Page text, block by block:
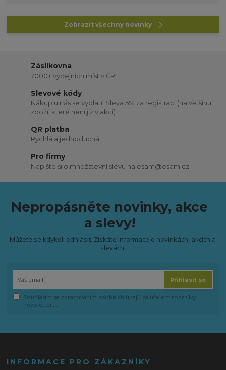
Zobrazit všechny novinky
Zásilkovna
7000+ výdejních míst v ČR
Slevové kódy
Nákup u nás se vyplatí! Sleva 5% za registraci (na většinu
zboží, které není již v akci)
QR platba
Rychlá a jednoduchá
Pro firmy
Napište si o množstevní slevu na esam@esam.cz
Nepropásněte novinky, akce
a slevy!
Můžete se kdykoli odhlásit. Získáte informace o novinkách, akcích a
slevách.
Přihlásit se
Souhlasím se zpracováním osobních údajů za účelem rozesílky
newsletteru.
INFORMACE PRO ZÁKAZNÍKY